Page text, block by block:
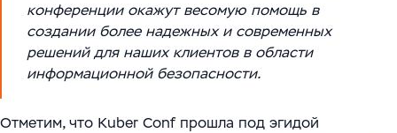
конференции окажут весомую помощь в
создании более надежных и современных
решений для наших клиентов в области
информационной безопасности.
Отметим, что Kuber Conf прошла под эгидой